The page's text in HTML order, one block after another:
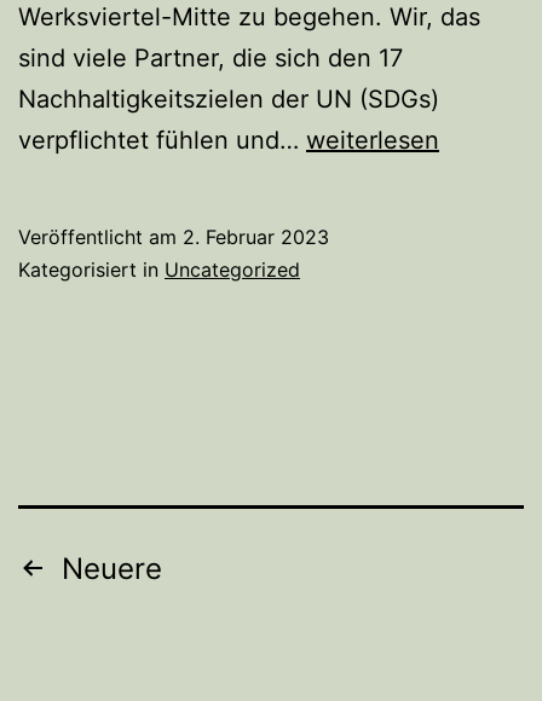
Werksviertel-Mitte zu begehen. Wir, das
sind viele Partner, die sich den 17
Nachhaltigkeitszielen der UN (SDGs)
verpflichtet fühlen und… Es
weiterlesen
Veröffentlicht am 2. Februar 2023
Kategorisiert in Uncategorized
Beitragsnavigation
Neuere